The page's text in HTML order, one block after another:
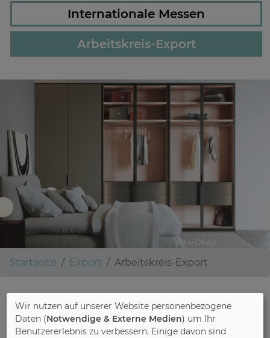
Internationale Messen
Arbeitskreis-Export
Interlübke
Startseite Export Arbeitskreis-Export
Arbeitskreis-Export
Wir nutzen auf unserer Website personenbezogene
Daten (Notwendige & Externe Medien) um Ihr
Benutzererlebnis zu verbessern. Einige davon sind